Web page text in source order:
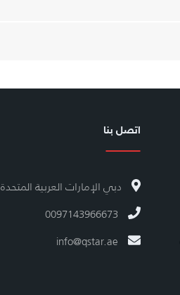
اتصل بنا
دبي الإمارات العربية المتحدة
0097143966673